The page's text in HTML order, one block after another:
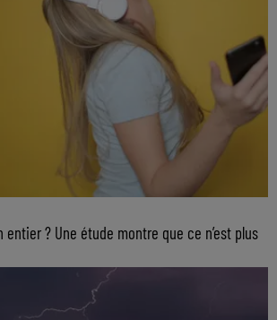
entier ? Une étude montre que ce n’est plus